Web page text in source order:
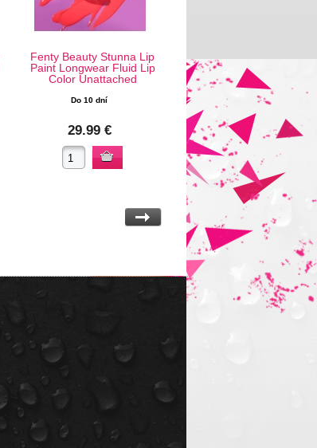
Fenty Beauty Stunna Lip
Paint Longwear Fluid Lip
Color Unattached
Do 10 dní
29.99 €